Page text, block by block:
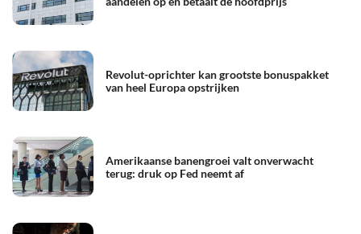
Revolut-oprichter kan grootste bonuspakket
van heel Europa opstrijken
Amerikaanse banengroei valt onverwacht
terug: druk op Fed neemt af